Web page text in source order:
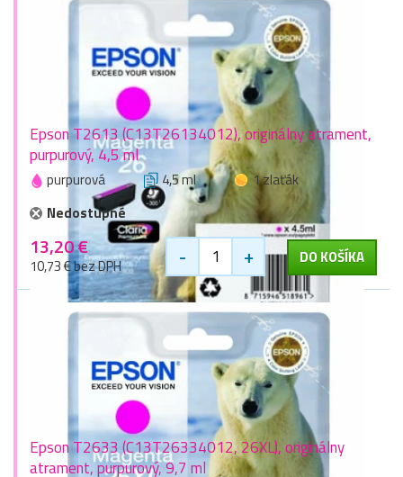
Epson T2613 (C13T26134012), originálny atrament,
purpurový, 4,5 ml
purpurová 4,5 ml
1 zlaťák
Nedostupné
13,20 €
10,73 € bez DPH - + DO KOŠÍKA
Epson T2633 (C13T26334012, 26XL), originálny
atrament, purpurový, 9,7 ml